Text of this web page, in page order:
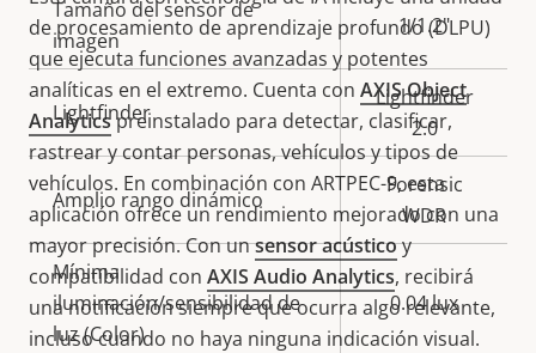
de procesamiento de aprendizaje profundo (DLPU)
que ejecuta funciones avanzadas y potentes
analíticas en el extremo. Cuenta con AXIS Object
Analyticspreinstalado para detectar, clasificar,
rastrear y contar personas, vehículos y tipos de
vehículos. En combinación con ARTPEC-9, esta
aplicación ofrece un rendimiento mejorado con una
mayor precisión. Con unsensor acústicoy
compatibilidad con AXIS Audio Analytics, recibirá
una notificación siempre que ocurra algo relevante,
incluso cuando no haya ninguna indicación visual.
propiedad
propiedad
Tamaño del sensor de
imagen
1/1.2"
Lightfinder
Lightfinder
2.0
Amplio rango dinámico
Forensic
WDR
Mínima
iluminación/sensibilidad de
luz (Color)
0.04 lux